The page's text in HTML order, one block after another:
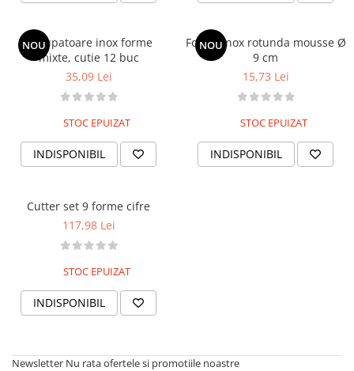
NOU
Decupatoare inox forme
mixte, cutie 12 buc
35,09 Lei
STOC EPUIZAT
INDISPONIBIL
NOU
Forma inox rotunda mousse Ø
9 cm
15,73 Lei
STOC EPUIZAT
INDISPONIBIL
Cutter set 9 forme cifre
117,98 Lei
STOC EPUIZAT
INDISPONIBIL
Newsletter Nu rata ofertele si promotiile noastre